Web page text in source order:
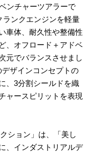
ンチャーツアラーで
ランクエンジンを軽量
車体、耐久性や整備性
、オフロード＋アドベ
元でバランスさせまし
デザインコンセプトの
、3分割シールドを織
ャースピリットを表現
ション」は、「美し
、インダストリアルデ